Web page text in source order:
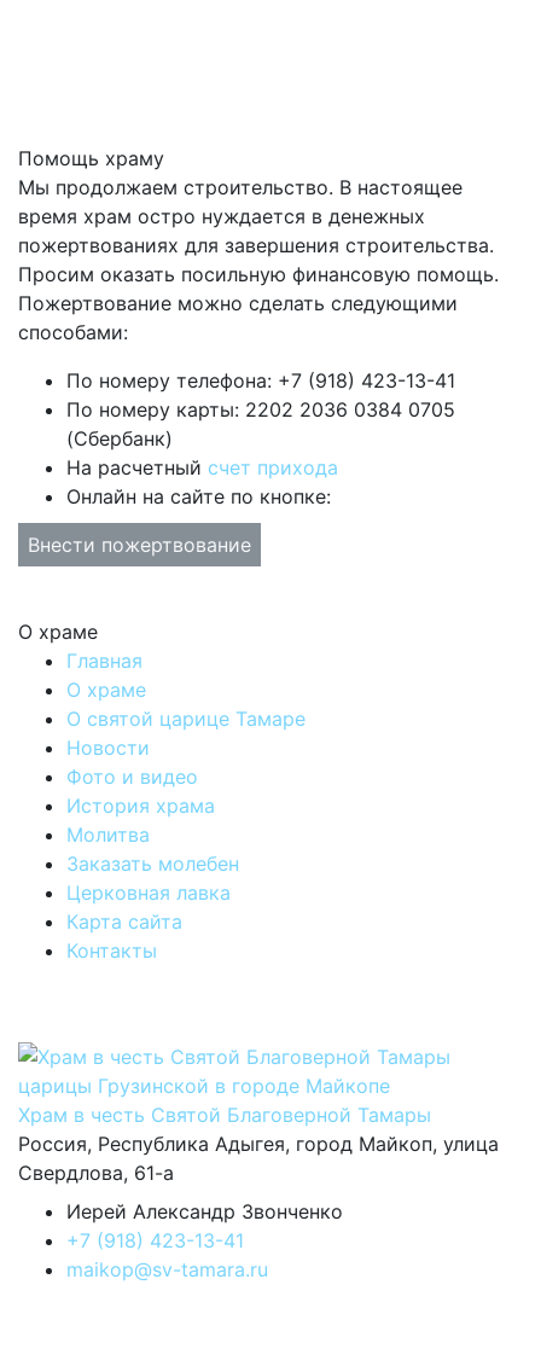
Помощь храму
Мы продолжаем строительство. В настоящее
время храм остро нуждается в денежных
пожертвованиях для завершения строительства.
Просим оказать посильную финансовую помощь.
Пожертвование можно сделать следующими
способами:
По номеру телефона: +7 (918) 423-13-41
По номеру карты: 2202 2036 0384 0705
(Сбербанк)
На расчетный счет прихода
Онлайн на сайте по кнопке:
Внести пожертвование
О храме
Главная
О храме
О святой царице Тамаре
Новости
Фото и видео
История храма
Молитва
Заказать молебен
Церковная лавка
Карта сайта
Контакты
Храм в честь Святой Благоверной Тамары
Россия, Республика Адыгея, город Майкоп, улица
Свердлова, 61-а
Иерей Александр Звонченко
+7 (918) 423-13-41
maikop@sv-tamara.ru